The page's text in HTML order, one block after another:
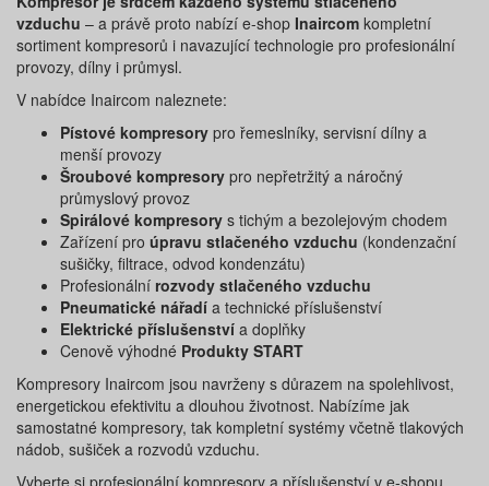
vzduchu – a právě proto nabízí e-shop Inaircom kompletní
sortiment kompresorů i navazující technologie pro profesionální
provozy, dílny i průmysl.
V nabídce Inaircom naleznete:
Pístové kompresory pro řemeslníky, servisní dílny a
menší provozy
Šroubové kompresory pro nepřetržitý a náročný
průmyslový provoz
Spirálové kompresory s tichým a bezolejovým chodem
Zařízení pro úpravu stlačeného vzduchu (kondenzační
sušičky, filtrace, odvod kondenzátu)
Profesionální rozvody stlačeného vzduchu
Pneumatické nářadí a technické příslušenství
Elektrické příslušenství a doplňky
Cenově výhodné Produkty START
Kompresory Inaircom jsou navrženy s důrazem na spolehlivost,
energetickou efektivitu a dlouhou životnost. Nabízíme jak
samostatné kompresory, tak kompletní systémy včetně tlakových
nádob, sušiček a rozvodů vzduchu.
Vyberte si profesionální kompresory a příslušenství v e-shopu